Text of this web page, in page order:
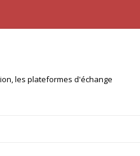
les plateformes d'échange